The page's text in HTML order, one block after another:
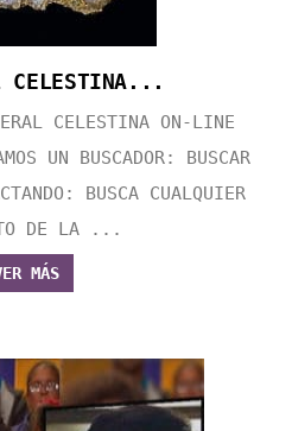
CELESTINA...
CELESTINA ON-LINE
UN BUSCADOR: BUSCAR
BUSCA CUALQUIER
DE LA ...
MÁS